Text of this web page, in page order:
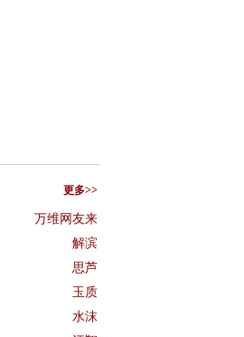
更多>>
万维网友来
解滨
思芦
玉质
水沫